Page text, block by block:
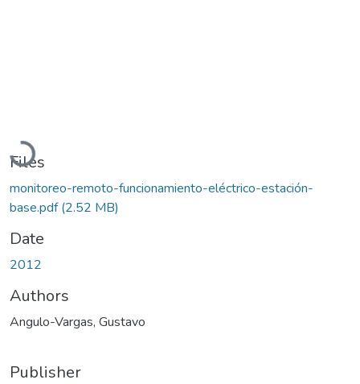
Loading...
Files
monitoreo-remoto-funcionamiento-eléctrico-estación-
base.pdf(2.52 MB)
Date
2012
Authors
Angulo-Vargas, Gustavo
Publisher